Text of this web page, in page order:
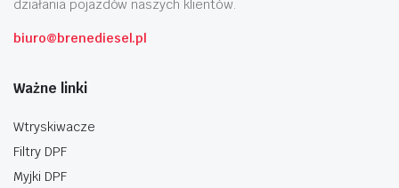
działania pojazdów naszych klientów.
biuro@brenediesel.pl
Ważne linki
Wtryskiwacze
Filtry DPF
Myjki DPF